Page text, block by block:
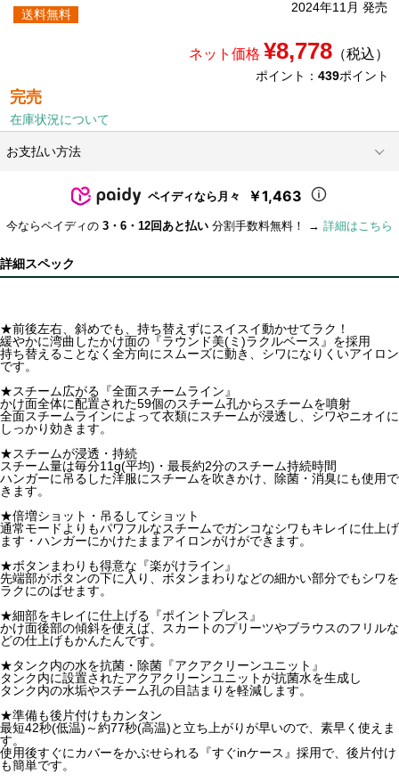
2024年11月 発売
送料無料
ネット価格 ¥8,778（税込）
ポイント： 439ポイント
完売
在庫状況について
お支払い方法
ペイディなら月々 ￥1,463
今ならペイディの 3・6・12回あと払い 分割手数料無料！ → 詳細はこちら
詳細スペック
★前後左右、斜めでも、持ち替えずにスイスイ動かせてラク！
緩やかに湾曲したかけ面の『ラウンド美(ミ)ラクルベース』を採用
持ち替えることなく全方向にスムーズに動き、シワになりくいアイロン
です。
★スチーム広がる『全面スチームライン』
かけ面全体に配置された59個のスチーム孔からスチームを噴射
全面スチームラインによって衣類にスチームが浸透し、シワやニオイに
しっかり効きます。
★スチームが浸透・持続
スチーム量は毎分11g(平均)・最長約2分のスチーム持続時間
ハンガーに吊るした洋服にスチームを吹きかけ、除菌・消臭にも使用で
きます。
★倍増ショット・吊るしてショット
通常モードよりもパワフルなスチームでガンコなシワもキレイに仕上げ
ます・ハンガーにかけたままアイロンがけができます。
★ボタンまわりも得意な『楽がけライン』
先端部がボタンの下に入り、ボタンまわりなどの細かい部分でもシワを
ラクにのばせます。
★細部をキレイに仕上げる『ポイントプレス』
かけ面後部の傾斜を使えば、スカートのプリーツやブラウスのフリルな
どの仕上げもかんたんです。
★タンク内の水を抗菌・除菌『アクアクリーンユニット』
タンク内に設置されたアクアクリーンユニットが抗菌水を生成し
タンク内の水垢やスチーム孔の目詰まりを軽減します。
★準備も後片付けもカンタン
最短42秒(低温)～約77秒(高温)と立ち上がりが早いので、素早く使えま
す。
使用後すぐにカバーをかぶせられる『すぐinケース』採用で、後片付け
も簡単です。